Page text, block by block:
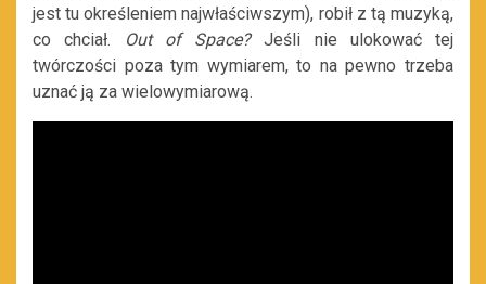
jest tu określeniem najwłaściwszym), robił z tą muzyką,
co chciał.
Out of Space?Jeśli nie ulokować tej
twórczości poza tym wymiarem, to na pewno trzeba
uznać ją za wielowymiarową.